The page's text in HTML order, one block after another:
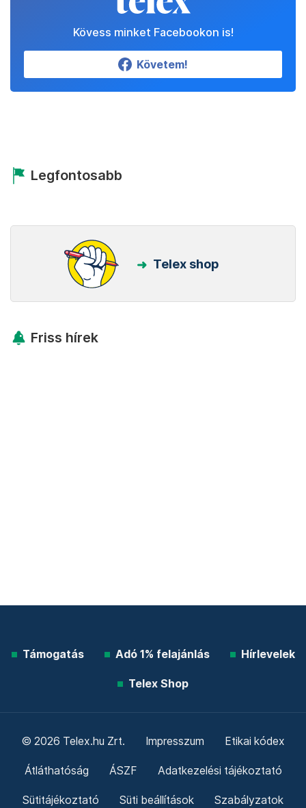
Kövess minket Facebookon is!
Követem!
Legfontosabb
Telex shop
Friss hírek
Támogatás Adó 1% felajánlás Hírlevelek
Telex Shop
© 2026 Telex.hu Zrt. Impresszum Etikai kódex
Átláthatóság ÁSZF Adatkezelési tájékoztató
Sütitájékoztató Süti beállítások Szabályzatok